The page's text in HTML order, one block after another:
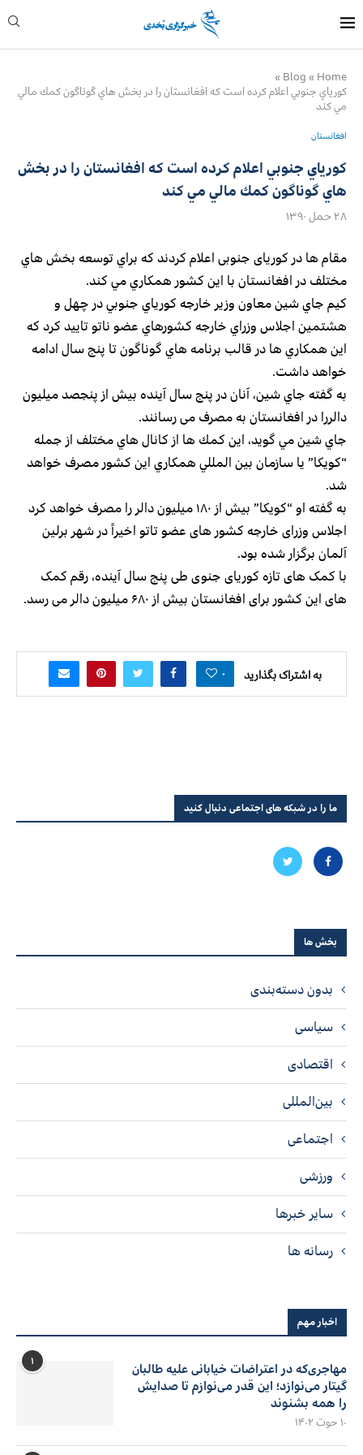
Home
»
Blog
»
كورياي جنوبي اعلام كرده است كه افغانستان را در بخش هاي گوناگون كمك مالي
مي كند
افغانستان
كورياي جنوبي اعلام كرده است كه افغانستان را در بخش
هاي گوناگون كمك مالي مي كند
۲۸ حمل ۱۳۹۰
مقام ها در کوریای جنوبی اعلام كردند كه براي توسعه بخش هاي
مختلف در افغانستان با اين كشور همكاري مي كند.
كيم جاي شين معاون وزير خارجه كورياي جنوبي در چهل و
هشتمين اجلاس وزراي خارجه كشورهاي عضو ناتو تاييد كرد كه
اين همكاري ها در قالب برنامه هاي گوناگون تا پنج سال ادامه
خواهد داشت.
به گفته جاي شين، آنان در پنج سال آینده بیش از پنجصد ميلیون
دالررا در افغانستان به مصرف می رسانند.
جاي شين مي گويد، اين كمك ها از كانال هاي مختلف از جمله
“كويكا” يا سازمان بين المللي همكاري اين كشور مصرف خواهد
شد.
به گفته او “كويكا” بيش از ۱۸۰ ميليون دالر را مصرف خواهد كرد
اجلاس وزرای خارجه کشور های عضو تاتو اخیراً در شهر برلین
آلمان برگزار شده بود.
با کمک های تازه کوریای جنوی طی پنج سال آینده، رقم کمک
های این کشور برای افغانستان بيش از ۶۸۰ ميلیون دالر می رسد.
به اشتراک بگذارید ۰
ما را در شبکه های اجتماعی دنبال کنید
بخش ها
بدون دسته‌بندی
سیاسی
اقتصادی
بین‌المللی
اجتماعی
ورزشی
سایر خبرها
رسانه ها
اخبار مهم
۱
مهاجری‌که در اعتراضات خیابانی علیه طالبان
گیتار می‌نوازد؛ این قدر می‌نوازم تا صدایش
را همه بشنوند
۱۰ حوت ۱۴۰۲